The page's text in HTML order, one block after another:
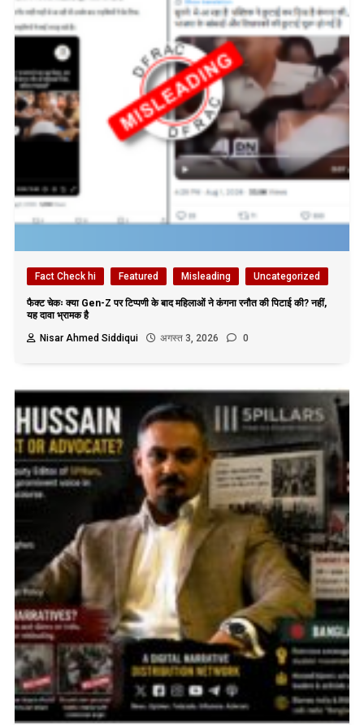
Fact Check hi Featured Misleading Uncategorized
फैक्ट चेकः क्या Gen-Z पर टिप्पणी के बाद महिलाओं ने कंगना रनौत की पिटाई की? नहीं,
यह दावा भ्रामक है
Nisar Ahmed Siddiqui
अगस्त 3, 2026 0